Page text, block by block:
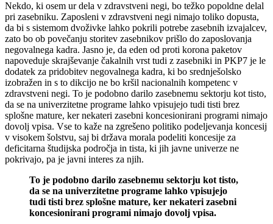
Nekdo, ki osem ur dela v zdravstveni negi, bo težko popoldne delal
pri zasebniku. Zaposleni v zdravstveni negi nimajo toliko dopusta,
da bi s sistemom dvoživke lahko pokrili potrebe zasebnih izvajalcev,
zato bo ob povečanju storitev zasebnikov prišlo do zaposlovanja
negovalnega kadra. Jasno je, da eden od proti korona paketov
napoveduje skrajševanje čakalnih vrst tudi z zasebniki in PKP7 je le
dodatek za pridobitev negovalnega kadra, ki bo srednješolsko
izobražen in s to dikcijo ne bo kršil nacionalnih kompetenc v
zdravstveni negi. To je podobno darilo zasebnemu sektorju kot tisto,
da se na univerzitetne programe lahko vpisujejo tudi tisti brez
splošne mature, ker nekateri zasebni koncesionirani programi nimajo
dovolj vpisa. Vse to kaže na zgrešeno politiko podeljevanja koncesij
v visokem šolstvu, saj bi država morala podeliti koncesije za
deficitarna študijska področja in tista, ki jih javne univerze ne
pokrivajo, pa je javni interes za njih.
To je podobno darilo zasebnemu sektorju kot tisto,
da se na univerzitetne programe lahko vpisujejo
tudi tisti brez splošne mature, ker nekateri zasebni
koncesionirani programi nimajo dovolj vpisa.